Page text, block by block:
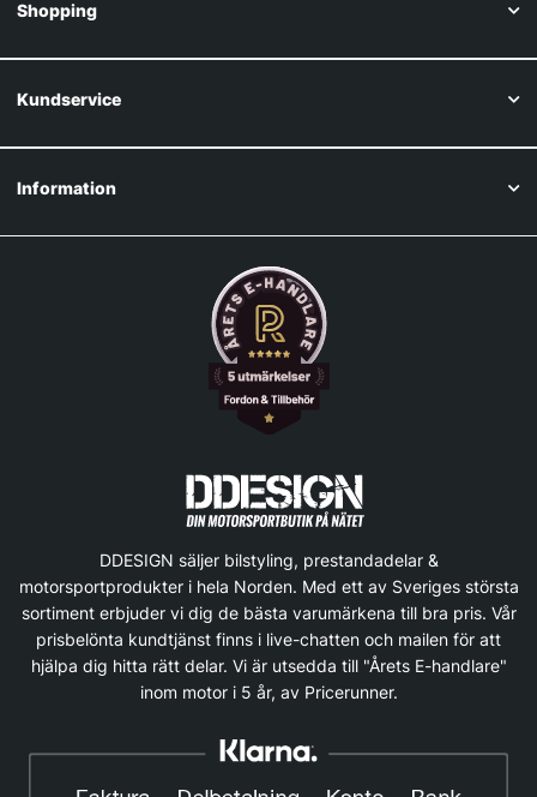
Shopping
Kundservice
Information
DDESIGN säljer bilstyling, prestandadelar &
motorsportprodukter i hela Norden. Med ett av Sveriges största
sortiment erbjuder vi dig de bästa varumärkena till bra pris. Vår
prisbelönta kundtjänst finns i live-chatten och mailen för att
hjälpa dig hitta rätt delar. Vi är utsedda till "Årets E-handlare"
inom motor i 5 år, av Pricerunner.